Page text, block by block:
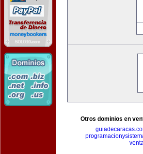
Otros dominios en